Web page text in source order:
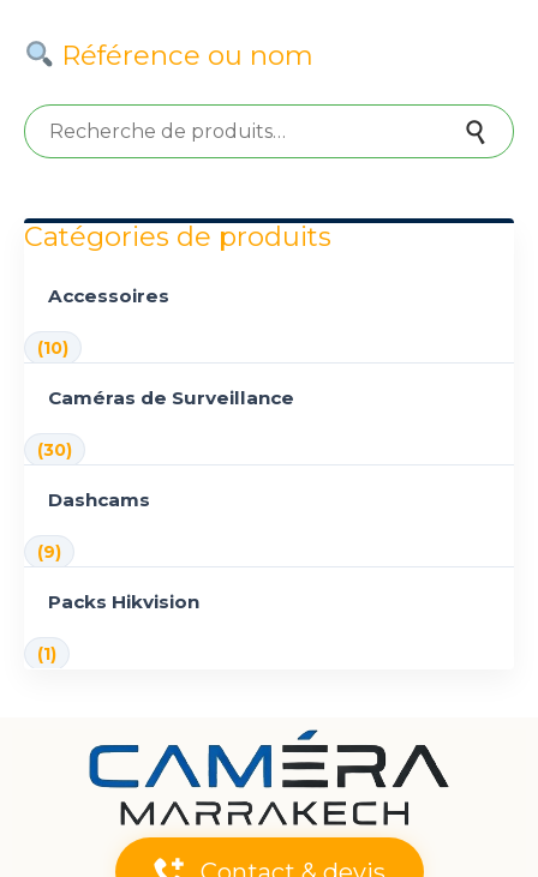
Référence ou nom
Recherche pour :
Catégories de produits
Accessoires
(10)
Caméras de Surveillance
(30)
Dashcams
(9)
Packs Hikvision
(1)